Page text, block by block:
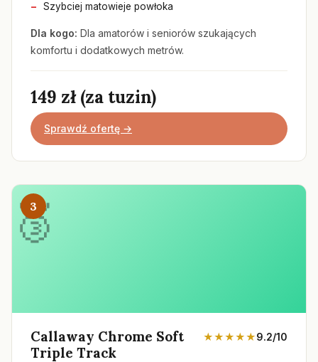
Szybciej matowieje powłoka
Dla kogo: Dla amatorów i seniorów szukających
komfortu i dodatkowych metrów.
149 zł (za tuzin)
Sprawdź ofertę →
3
Callaway Chrome Soft
Triple Track
★★★★★9.2/10